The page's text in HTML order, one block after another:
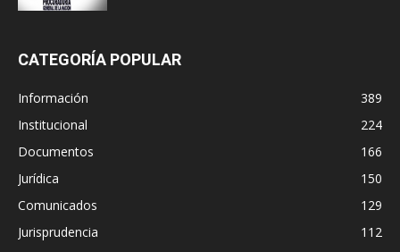
CATEGORÍA POPULAR
Información
389
Institucional
224
Documentos
166
Jurídica
150
Comunicados
129
Jurisprudencia
112